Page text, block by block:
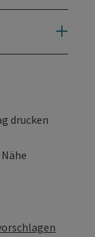
drucken